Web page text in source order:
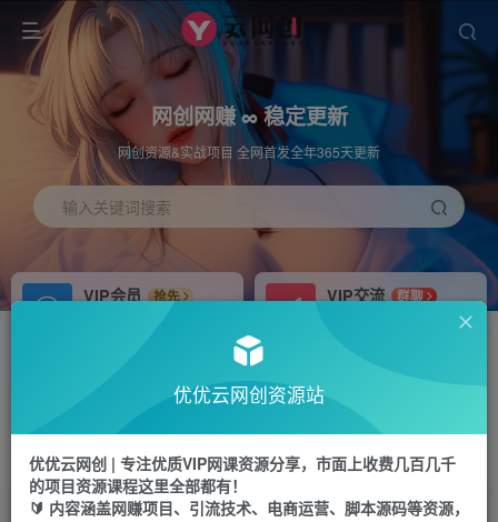
网创网赚 ∞ 稳定更新
网创资源&实战项目 全网首发全年365天更新
输入关键词搜索
VIP会员
抢先
免费下载全站资源
VIP交流
群聊
研究探讨更多创业项目路子。
站长V：hu91275
推荐
首页 福源网 正文
问卷调查兼职项目，随时可做 超低门槛 单号日撸
优优云网创资源站
优优云网创 | 专注优质VIP网课资源分享，市面上收费几百几千
的项目资源课程这里全部都有！
🔰 内容涵盖网赚项目、引流技术、电商运营、脚本源码等资源，